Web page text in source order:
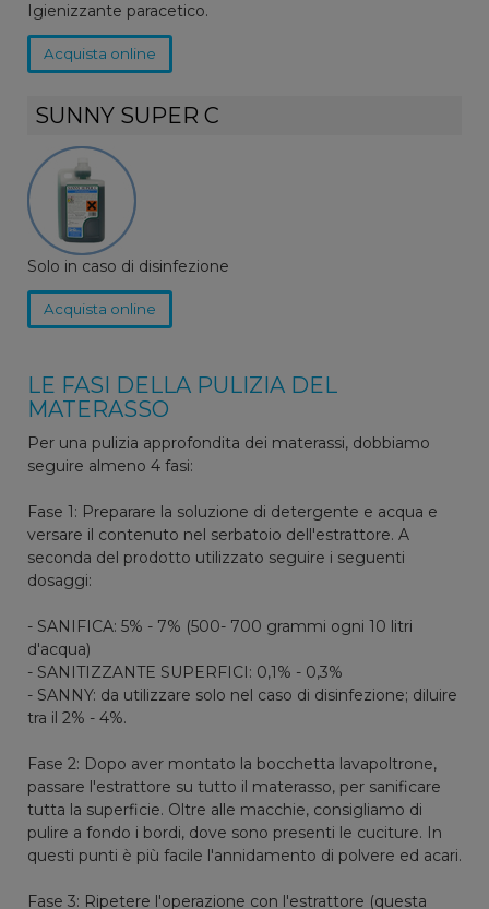
Igienizzante paracetico.
Acquista online
SUNNY SUPER C
Solo in caso di disinfezione
Acquista online
LE FASI DELLA PULIZIA DEL
MATERASSO
Per una pulizia approfondita dei materassi, dobbiamo
seguire almeno 4 fasi:
Fase 1: Preparare la soluzione di detergente e acqua e
versare il contenuto nel serbatoio dell'estrattore. A
seconda del prodotto utilizzato seguire i seguenti
dosaggi:
- SANIFICA: 5% - 7% (500- 700 grammi ogni 10 litri
d'acqua)
- SANITIZZANTE SUPERFICI: 0,1% - 0,3%
- SANNY: da utilizzare solo nel caso di disinfezione; diluire
tra il 2% - 4%.
Fase 2: Dopo aver montato la bocchetta lavapoltrone,
passare l'estrattore su tutto il materasso, per sanificare
tutta la superficie. Oltre alle macchie, consigliamo di
pulire a fondo i bordi, dove sono presenti le cuciture. In
questi punti è più facile l'annidamento di polvere ed acari.
Fase 3: Ripetere l'operazione con l'estrattore (questa